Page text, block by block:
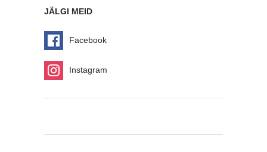
JÄLGI MEID
Facebook
Instagram